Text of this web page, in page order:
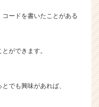
ードを書いたことがある
ができます。
でも興味があれば、